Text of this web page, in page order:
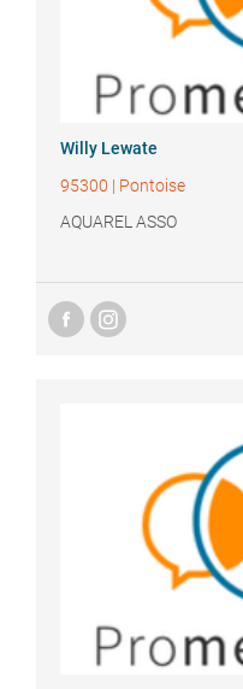
Willy Lewate
95300 | Pontoise
AQUAREL ASSO